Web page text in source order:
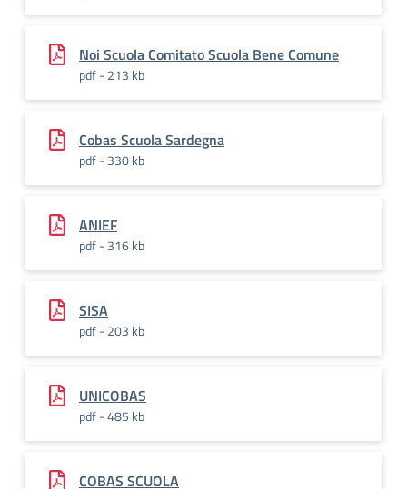
Noi Scuola Comitato Scuola Bene Comune
pdf - 213 kb
Cobas Scuola Sardegna
pdf - 330 kb
ANIEF
pdf - 316 kb
SISA
pdf - 203 kb
UNICOBAS
pdf - 485 kb
COBAS SCUOLA